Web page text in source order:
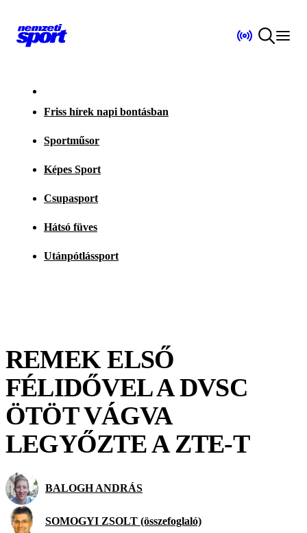
Friss hírek napi bontásban
Sportműsor
Képes Sport
Csupasport
Hátsó füves
Utánpótlássport
REMEK ELSŐ
FÉLIDŐVEL A DVSC
ÖTÖT VÁGVA
LEGYŐZTE A ZTE-T
BALOGH ANDRÁS
SOMOGYI ZSOLT (összefoglaló)